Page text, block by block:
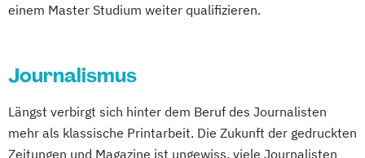
einem Master Studium weiter qualifizieren.
Journalismus
Längst verbirgt sich hinter dem Beruf des Journalisten
mehr als klassische Printarbeit. Die Zukunft der gedruckten
Zeitungen und Magazine ist ungewiss, viele Journalisten